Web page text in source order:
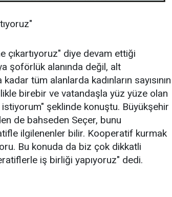
çıkartıyoruz" diye devam ettiği
şoförlük alanında değil, alt
tüm alanlarda kadınların sayısının
birebir ve vatandaşla yüz yüze olan
şeklinde konuştu. Büyükşehir
de bahseden Seçer, bunu
ilgilenenler bilir. Kooperatif kurmak
Bu konuda da biz çok dikkatli
iş birliği yapıyoruz" dedi.